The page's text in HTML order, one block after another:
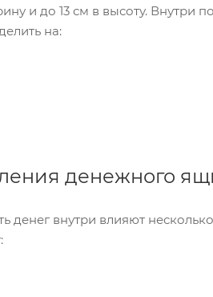
и до 13 см в высоту.
на:
денежного
денег внутри влияют